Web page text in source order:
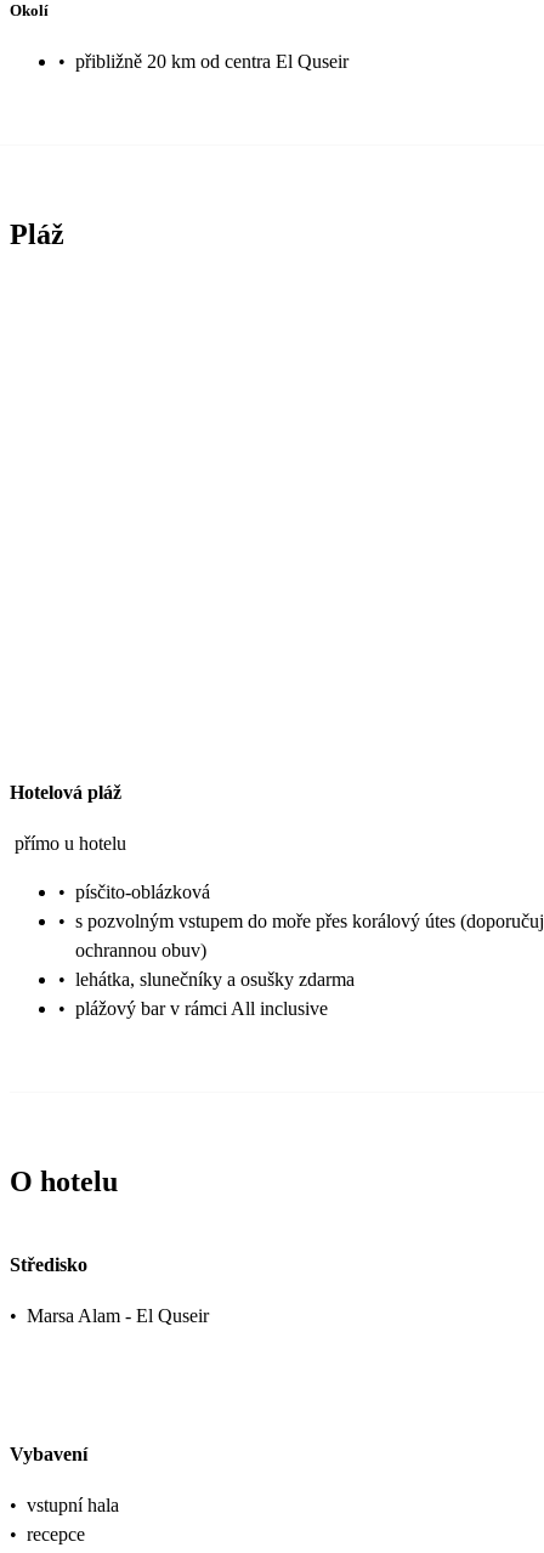
Okolí
• přibližně 20 km od centra El Quseir
Pláž
Hotelová pláž
přímo u hotelu
• písčito-oblázková
• s pozvolným vstupem do moře přes korálový útes
ochrannou obuv)
• lehátka, slunečníky a osušky zdarma
• plážový bar v rámci All inclusive
O hotelu
Středisko
• Marsa Alam - El Quseir
Vybavení
• vstupní hala
• recepce